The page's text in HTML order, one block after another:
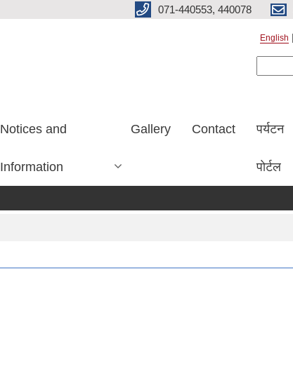
071-440553, 440078
English
Notices and
Information
Gallery Contact पर्यटन
पाेर्टल